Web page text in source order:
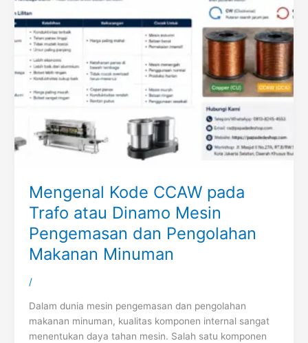
Mengenal Kode CCAW pada
Trafo atau Dinamo Mesin
Pengemasan dan Pengolahan
Makanan Minuman
/
Dalam dunia mesin pengemasan dan pengolahan
makanan minuman, kualitas komponen internal sangat
menentukan daya tahan mesin. Salah satu komponen